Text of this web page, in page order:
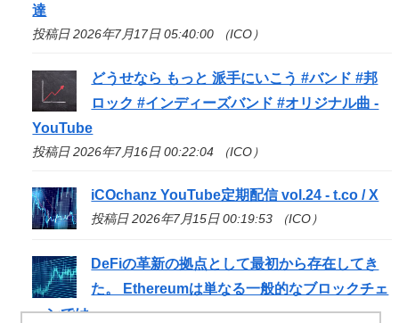
達
投稿日 2026年7月17日 05:40:00 （ICO）
どうせなら もっと 派手にいこう #バンド #邦
ロック #インディーズバンド #オリジナル曲 -
YouTube
投稿日 2026年7月16日 00:22:04 （ICO）
iCOchanz YouTube定期配信 vol.24 - t.co / X
投稿日 2026年7月15日 00:19:53 （ICO）
DeFiの革新の拠点として最初から存在してき
た。 Ethereumは単なる一般的なブロックチェ
ーンでは